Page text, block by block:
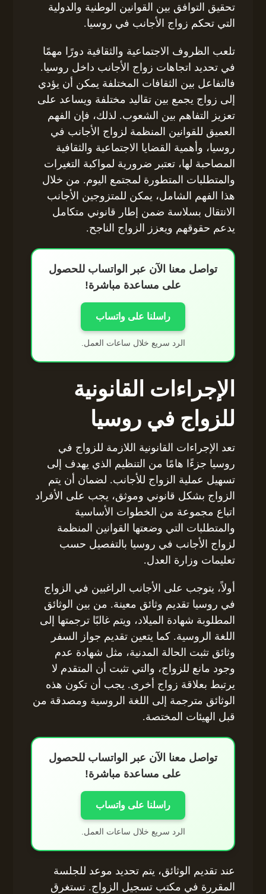
تحقيق التوافق بين القوانين الوطنية والدولية
التي تحكم زواج الأجانب في روسيا.
تلعب الظروف الاجتماعية والثقافية دورًا مهمًا
في تحديد اتجاهات زواج الأجانب داخل روسيا.
فالتفاعل بين الثقافات المختلفة يمكن أن يؤدي
إلى زواج يجمع بين تقاليد مختلفة ويساعد على
تعزيز التفاهم بين الشعوب. لذلك، فإن الفهم
العميق للقوانين المنظمة لزواج الأجانب في
روسيا، وأهمية القضايا الاجتماعية والثقافية
المصاحبة لها، تعتبر ضرورية لمواكبة التغيرات
والمتطلبات المتطورة لمجتمع اليوم. من خلال
هذا الفهم الشامل، يمكن للمتزوجين الأجانب
الانتقال بسلاسة ضمن إطار قانوني متكامل
يدعم حقوقهم ويعزز الزواج الناجح.
تواصل معنا الآن عبر الواتساب للحصول
على مساعدة مباشرة!
راسلنا على واتساب
الرد سريع خلال ساعات العمل.
الإجراءات القانونية
للزواج في روسيا
تعد الإجراءات القانونية اللازمة للزواج في
روسيا جزءًا هامًا من التنظيم الذي يهدف إلى
تسهيل عملية الزواج للأجانب. لضمان أن يتم
الزواج بشكل قانوني وموثق، يجب على الأفراد
اتباع مجموعة من الخطوات الأساسية
والمتطلبات التي وضعتها القوانين المنظمة
لزواج الأجانب في روسيا بالتفصيل حسب
تعليمات وزارة العدل.
أولاً، يتوجب على الأجانب الراغبين في الزواج
في روسيا تقديم وثائق معينة. من بين الوثائق
المطلوبة شهادة الميلاد، ويتم غالبًا ترجمتها إلى
اللغة الروسية. كما يتعين تقديم جواز السفر
وثائق تثبت الحالة المدنية، مثل شهادة عدم
وجود مانع للزواج، والتي تثبت أن المتقدم لا
يرتبط بعلاقة زواج أخرى. يجب أن تكون هذه
الوثائق مترجمة إلى اللغة الروسية ومصدقة من
قبل الهيئات المختصة.
تواصل معنا الآن عبر الواتساب للحصول
على مساعدة مباشرة!
راسلنا على واتساب
الرد سريع خلال ساعات العمل.
عند تقديم الوثائق، يتم تحديد موعد للجلسة
المقررة في مكتب تسجيل الزواج. تستغرق